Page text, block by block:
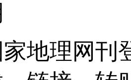
地理网刊